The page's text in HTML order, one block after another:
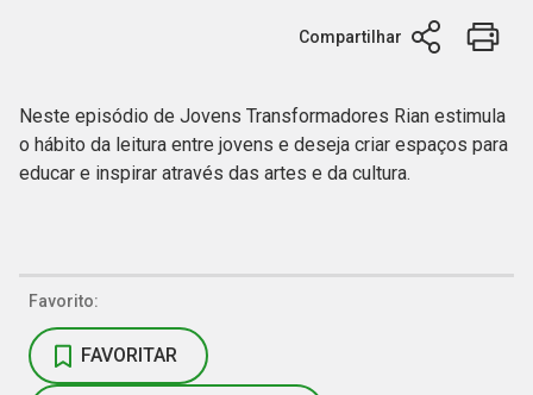
Compartilhar
Neste episódio de Jovens Transformadores Rian estimula
o hábito da leitura entre jovens e deseja criar espaços para
educar e inspirar através das artes e da cultura.
Favorito:
FAVORITAR